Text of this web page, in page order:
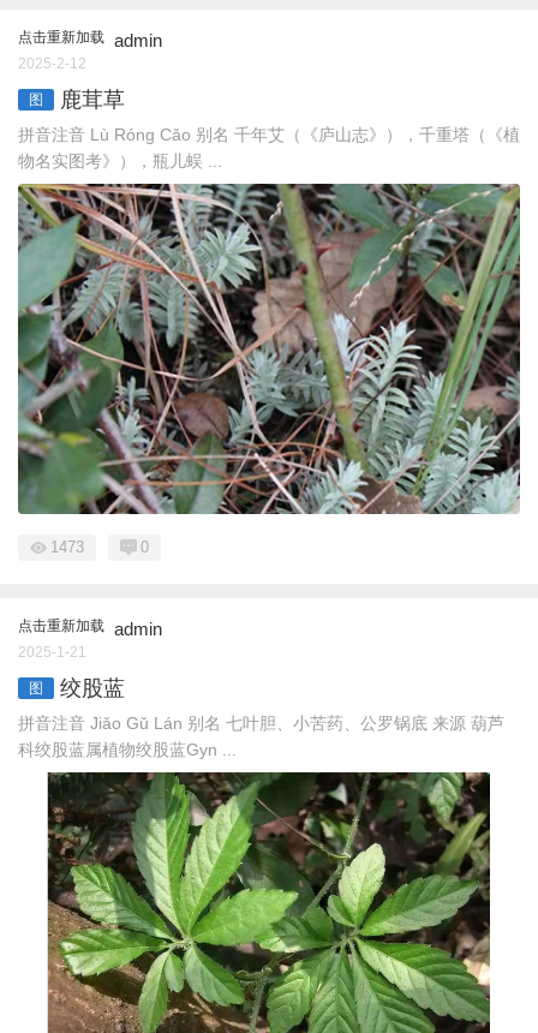
点击重新加载 admin
2025-2-12
图 鹿茸草
拼音注音 Lù Rónɡ Cǎo 别名 千年艾（《庐山志》），千重塔（《植
物名实图考》），瓶儿蜈 ...
1473 0
点击重新加载 admin
2025-1-21
图 绞股蓝
拼音注音 Jiǎo Gǔ Lán 别名 七叶胆、小苦药、公罗锅底 来源 葫芦
科绞股蓝属植物绞股蓝Gyn ...